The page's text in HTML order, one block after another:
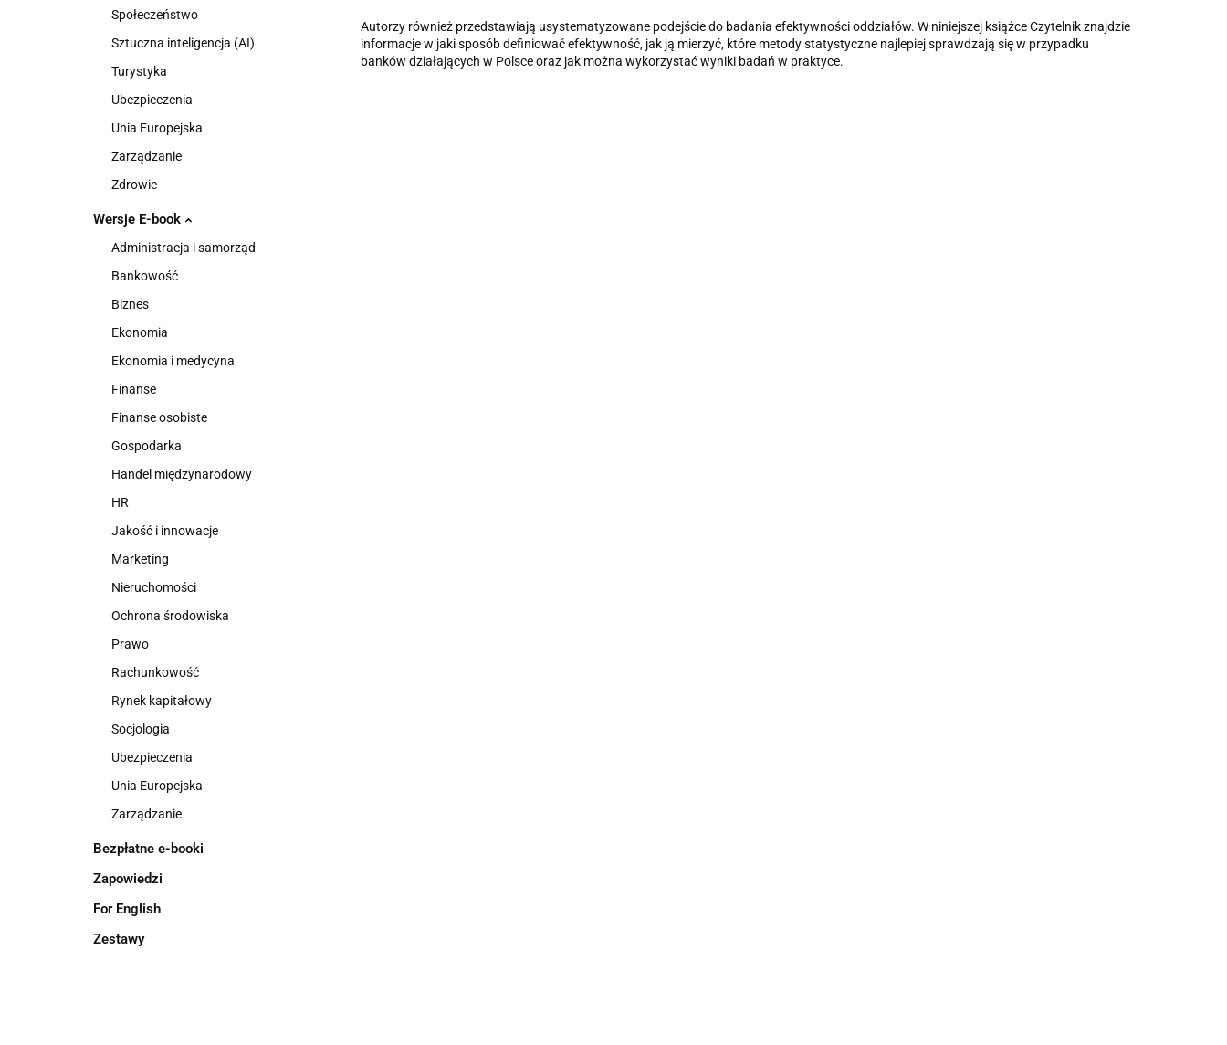
Społeczeństwo
Sztuczna inteligencja (AI)
Turystyka
Ubezpieczenia
Unia Europejska
Zarządzanie
Zdrowie
Wersje E-book
Administracja i samorząd
Bankowość
Biznes
Ekonomia
Ekonomia i medycyna
Finanse
Finanse osobiste
Gospodarka
Handel międzynarodowy
HR
Jakość i innowacje
Marketing
Nieruchomości
Ochrona środowiska
Prawo
Rachunkowość
Rynek kapitałowy
Socjologia
Ubezpieczenia
Unia Europejska
Zarządzanie
Bezpłatne e-booki
Zapowiedzi
For English
Zestawy
Autorzy również przedstawiają usystematyzowane podejście do badania efektywności oddziałów. W niniejszej książce Czytelnik znajdzie
informacje w jaki sposób definiować efektywność, jak ją mierzyć, które metody statystyczne najlepiej sprawdzają się w przypadku
banków działających w Polsce oraz jak można wykorzystać wyniki badań w praktyce.